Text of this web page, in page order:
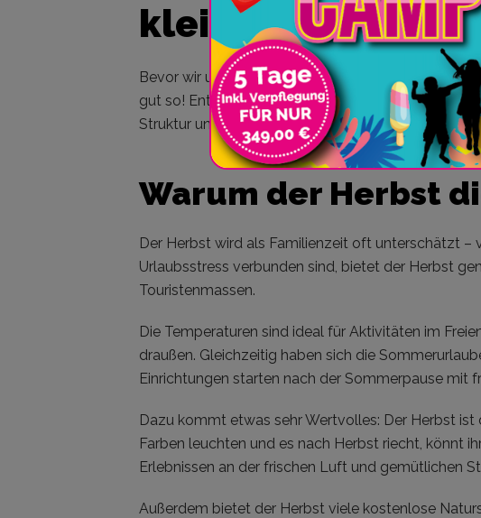
kleiner Leitfaden
Bevor wir uns in die konkretenIdeen für die
gut so! Entspannte Ferientage entstehen nicht
Struktur und Spontanität. Genau diese Mischung
Warum der Herbst
Der Herbst wird als Familienzeit oft unterschätzt –
Urlaubsstress verbunden sind, bietet der Herbst
Touristenmassen.
Die Temperaturen sind ideal für Aktivitäten im
draußen. Gleichzeitig haben sich die
Einrichtungen starten nach der Sommerpause mit
Dazu kommt etwas sehr Wertvolles: Der Herbst
Farben leuchten und es nach Herbst riecht, könnt
Erlebnissen an der frischen Luft und gemütlichen
Außerdem bietet der Herbst viele kostenlose